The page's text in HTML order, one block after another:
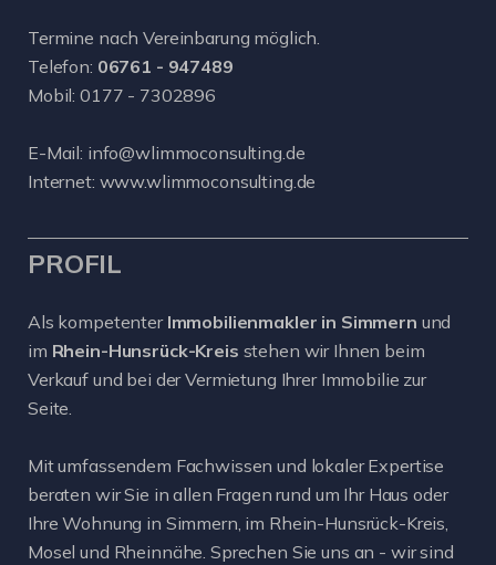
Termine nach Vereinbarung möglich.
Telefon: 06761 - 947489
Mobil: 0177 - 7302896
E-Mail: info@wlimmoconsulting.de
Internet: www.wlimmoconsulting.de
PROFIL
Als kompetenter Immobilienmakler in Simmern und
im Rhein-Hunsrück-Kreis stehen wir Ihnen beim
Verkauf und bei der Vermietung Ihrer Immobilie zur
Seite.
Mit umfassendem Fachwissen und lokaler Expertise
beraten wir Sie in allen Fragen rund um Ihr Haus oder
Ihre Wohnung in Simmern, im Rhein-Hunsrück-Kreis,
Mosel und Rheinnähe. Sprechen Sie uns an - wir sind